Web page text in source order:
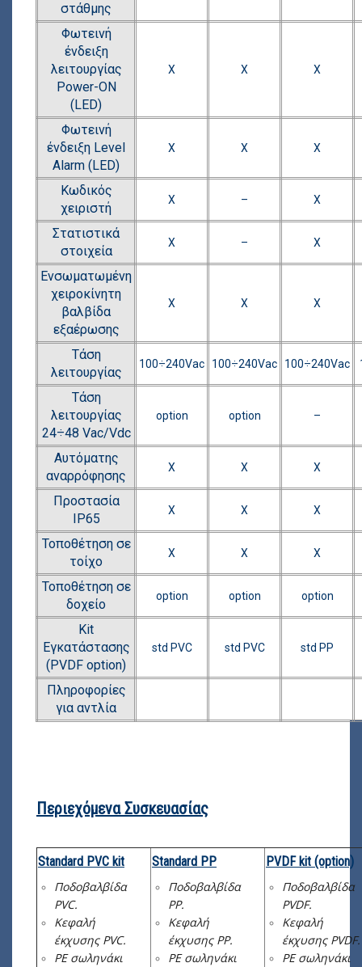
στάθμης
Φωτεινή
ένδειξη
λειτουργίας
Power-ON
(LED)
Χ Χ Χ
Φωτεινή
ένδειξη Level
Alarm (LED)
Χ Χ Χ
Κωδικός
χειριστή
Χ – Χ
Στατιστικά
στοιχεία
Χ – Χ
Ενσωματωμένη
χειροκίνητη
βαλβίδα
εξαέρωσης
Χ Χ Χ
Τάση
λειτουργίας
100÷240Vac 100÷240Vac 100÷240Vac
Τάση
λειτουργίας
24÷48 Vac/Vdc
option option –
Aυτόματης
αναρρόφησης
Χ Χ Χ
Προστασία
ΙΡ65
Χ Χ Χ
Τοποθέτηση σε
τοίχο
Χ Χ Χ
Τοποθέτηση σε
δοχείο
option option option
Kit
Εγκατάστασης
(PVDF option)
std PVC std PVC std PP
Πληροφορίες
για αντλία
Περιεχόμενα Συσκευασίας
Standard PVC kit
Ποδοβαλβίδα
PVC.
Κεφαλή
έκχυσης PVC.
PE σωληνάκι
Standard PP
Ποδοβαλβίδα
PP.
Κεφαλή
έκχυσης PP.
PE σωληνάκι
PVDF kit (option)
Ποδοβαλβίδα
PVDF.
Κεφαλή
έκχυσης PVDF.
PE σωληνάκι